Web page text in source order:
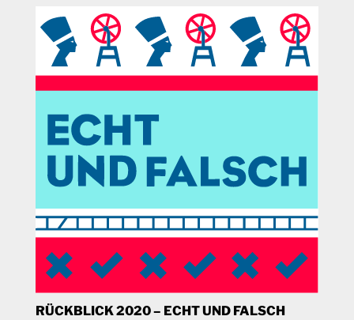
RÜCKBLICK 2020 – ECHT UND FALSCH